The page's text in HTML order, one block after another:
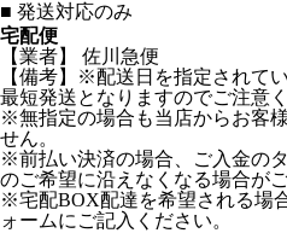
■ 発送対応のみ
宅配便
【業者】 佐川急便
【備考】※配送日を指定されて
最短発送となりますのでご注意く
※無指定の場合も当店からお客
せん。
※前払い決済の場合、ご入金の
のご希望に沿えなくなる場合がご
※宅配BOX配達を希望される場
ォームにご記入ください。